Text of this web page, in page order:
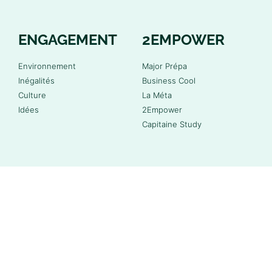
ENGAGEMENT
Environnement
Inégalités
Culture
Idées
2EMPOWER
Major Prépa
Business Cool
La Méta
2Empower
Capitaine Study